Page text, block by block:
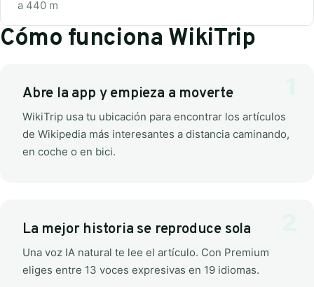
a 440 m
Cómo funciona WikiTrip
Abre la app y empieza a moverte
WikiTrip usa tu ubicación para encontrar los artículos
de Wikipedia más interesantes a distancia caminando,
en coche o en bici.
La mejor historia se reproduce sola
Una voz IA natural te lee el artículo. Con Premium
eliges entre 13 voces expresivas en 19 idiomas.